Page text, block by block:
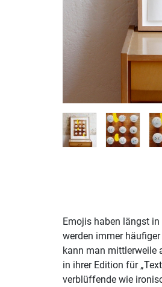
Emojis haben längst
werden immer
kann man mittlerweile
in ihrer Edition für
verblüffende wie